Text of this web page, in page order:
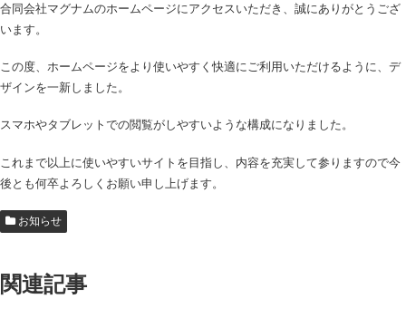
合同会社マグナムのホームページにアクセスいただき、誠にありがとうござ
います。
この度、ホームページをより使いやすく快適にご利用いただけるように、デ
ザインを一新しました。
スマホやタブレットでの閲覧がしやすいような構成になりました。
これまで以上に使いやすいサイトを目指し、内容を充実して参りますので今
後とも何卒よろしくお願い申し上げます。
お知らせ
関連記事